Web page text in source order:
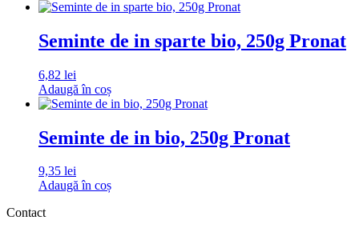
Seminte de in sparte bio, 250g Pronat
6,82 lei
Adaugă în coș
Seminte de in bio, 250g Pronat
9,35 lei
Adaugă în coș
Contact